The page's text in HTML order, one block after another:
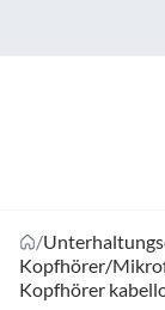
/
Kopfhörer/
Kopfhörer